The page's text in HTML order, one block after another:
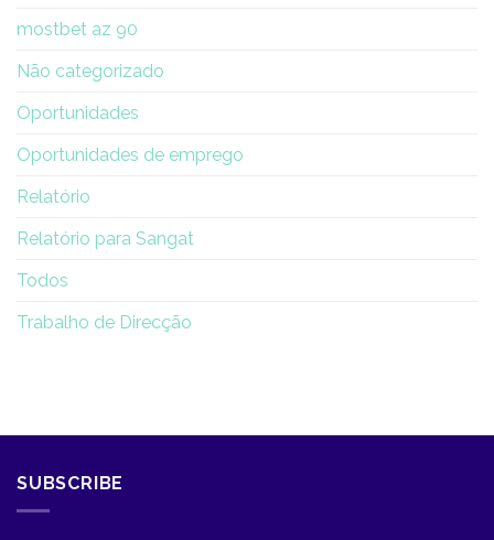
mostbet az 90
Não categorizado
Oportunidades
Oportunidades de emprego
Relatório
Relatório para Sangat
Todos
Trabalho de Direcção
SUBSCRIBE